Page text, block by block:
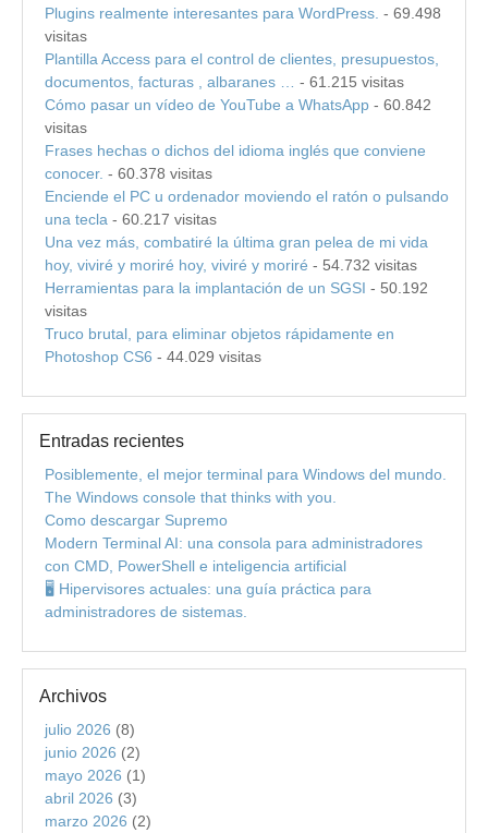
Plugins realmente interesantes para WordPress. - 69.498
visitas
Plantilla Access para el control de clientes, presupuestos,
documentos, facturas , albaranes …
- 61.215 visitas
Cómo pasar un vídeo de YouTube a WhatsApp - 60.842
visitas
Frases hechas o dichos del idioma inglés que conviene
conocer. - 60.378 visitas
Enciende el PC u ordenador moviendo el ratón o pulsando
una tecla - 60.217 visitas
Una vez más, combatiré la última gran pelea de mi vida
hoy, viviré y moriré hoy, viviré y moriré - 54.732 visitas
Herramientas para la implantación de un SGSI - 50.192
visitas
Truco brutal, para eliminar objetos rápidamente en
Photoshop CS6 - 44.029 visitas
Entradas recientes
Posiblemente, el mejor terminal para Windows del mundo.
The Windows console that thinks with you.
Como descargar Supremo
Modern Terminal AI: una consola para administradores
con CMD, PowerShell e inteligencia artificial
🖥️ Hipervisores actuales: una guía práctica para
administradores de sistemas.
Archivos
julio 2026 (8)
junio 2026 (2)
mayo 2026 (1)
abril 2026 (3)
marzo 2026 (2)